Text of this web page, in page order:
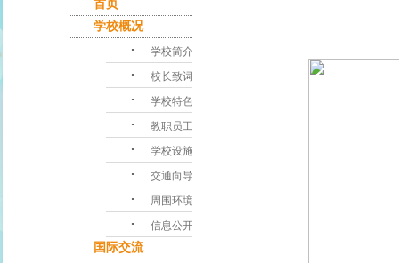
首页
学校概况
･ 学校简介
･ 校长致词
･ 学校特色
･ 教职员工
･ 学校设施
･ 交通向导
･ 周围环境
･ 信息公开
国际交流